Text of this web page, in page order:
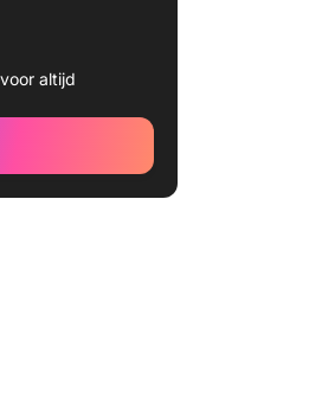
altijd